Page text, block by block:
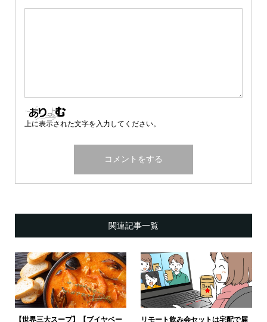
上に表示された文字を入力してください。
関連記事一覧
【世界三大スープ】【ブイヤベー
リモート飲み会セットは宅配で届